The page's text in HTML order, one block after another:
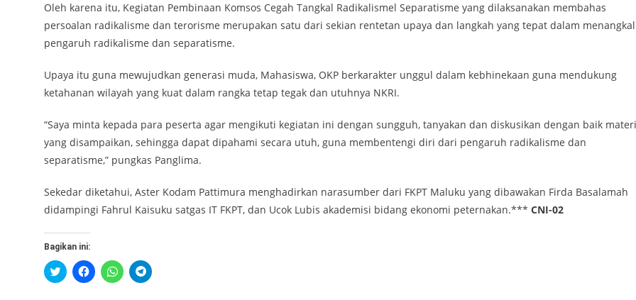
Oleh karena itu, Kegiatan Pembinaan Komsos Cegah Tangkal Radikalismel Separatisme yang dilaksanakan membahas
persoalan radikalisme dan terorisme merupakan satu dari sekian rentetan upaya dan langkah yang tepat dalam menangkal
pengaruh radikalisme dan separatisme.
Upaya itu guna mewujudkan generasi muda, Mahasiswa, OKP berkarakter unggul dalam kebhinekaan guna mendukung
ketahanan wilayah yang kuat dalam rangka tetap tegak dan utuhnya NKRI.
“Saya minta kepada para peserta agar mengikuti kegiatan ini dengan sungguh, tanyakan dan diskusikan dengan baik materi
yang disampaikan, sehingga dapat dipahami secara utuh, guna membentengi diri dari pengaruh radikalisme dan
separatisme,” pungkas Panglima.
Sekedar diketahui, Aster Kodam Pattimura menghadirkan narasumber dari FKPT Maluku yang dibawakan Firda Basalamah
didampingi Fahrul Kaisuku satgas IT FKPT, dan Ucok Lubis akademisi bidang ekonomi peternakan.*** CNI-02
Bagikan ini:
Klik
untuk
Klik
untuk
Klik
untuk
Klik
untuk